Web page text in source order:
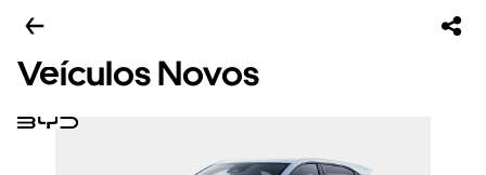
Veículos Novos